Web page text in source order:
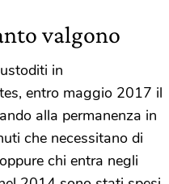
valgono
in
entro maggio 2017 il
alla permanenza in
che necessitano di
chi entra negli